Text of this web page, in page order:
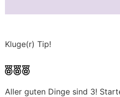
Kluge(r) Tip!
Aller guten Dinge sind 3!